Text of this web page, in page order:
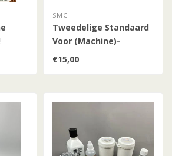
SMC
Tweedelige Standaard
Voor (Machine)-
Geweren (Kleine Versie)
€15,00